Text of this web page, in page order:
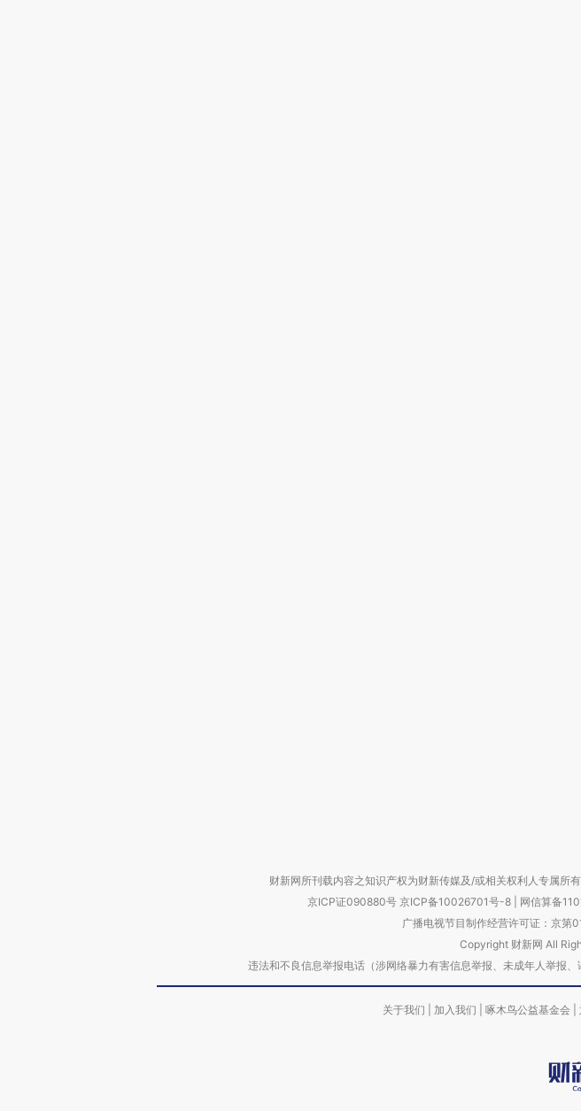
财新网所刊载内容之知识产权为财新传媒及/或相关权利人专属所
京ICP证090880号 京ICP备10026701号-8 网信算备
广播电视节目制作经营许可证：京第
Copyright 财新网 All
违法和不良信息举报电话（涉网络暴力有害信息举报、未成年人举
关于我们 加入我们 啄木鸟公益基金会